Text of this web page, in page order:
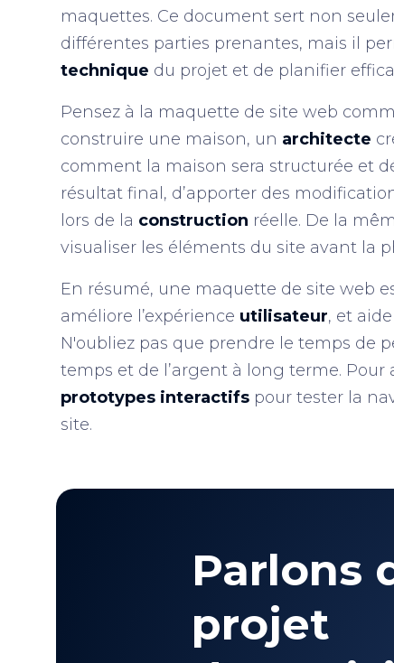
maquettes. Ce document sert non
différentes parties prenantes, mais il
technique du projet et de planifier
Pensez à la maquette de site web
construire une maison, un architecte
comment la maison sera structurée et
résultat final, d’apporter des
lors de la construction réelle. De la
visualiser les éléments du site avant la
En résumé, une maquette de site web
améliore l’expérience utilisateur, et
N'oubliez pas que prendre le temps de
temps et de l’argent à long terme. Pour
prototypes interactifs pour tester la
site.
Parlons
projet